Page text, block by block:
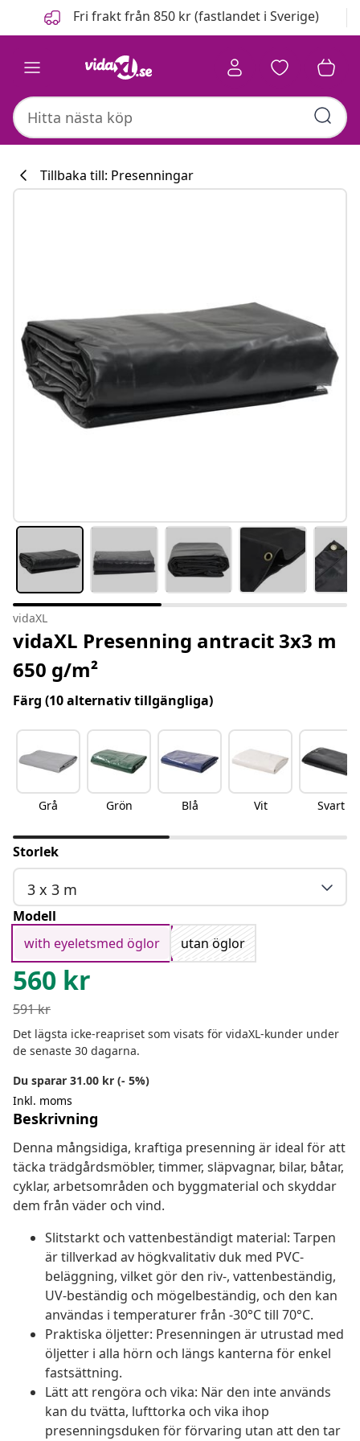
FöregåendeFri frakt från 850 kr (fastlandet i Sverige)
Tillbaka till: Presenningar
vidaXL
vidaXL Presenning antracit 3x3 m
650 g/m²
Färg (10 alternativ tillgängliga)
Grå Grön Blå Vit Svart
Storlek
3 x 3 m
Modell
with eyeletsmed öglor
utan öglor
560 kr
591kr
Det lägsta icke-reapriset som visats för vidaXL-kunder under
de senaste 30 dagarna.
Du sparar 31.00 kr (- 5%)
Inkl. moms
Beskrivning
Denna mångsidiga, kraftiga presenning är ideal för att
täcka trädgårdsmöbler, timmer, släpvagnar, bilar, båtar,
cyklar, arbetsområden och byggmaterial och skyddar
dem från väder och vind.
Slitstarkt och vattenbeständigt material: Tarpen
är tillverkad av högkvalitativ duk med PVC-
beläggning, vilket gör den riv-, vattenbeständig,
UV-beständig och mögelbeständig, och den kan
användas i temperaturer från -30°C till 70°C.
Praktiska öljetter: Presenningen är utrustad med
öljetter i alla hörn och längs kanterna för enkel
fastsättning.
Lätt att rengöra och vika: När den inte används
kan du tvätta, lufttorka och vika ihop
presenningsduken för förvaring utan att den tar